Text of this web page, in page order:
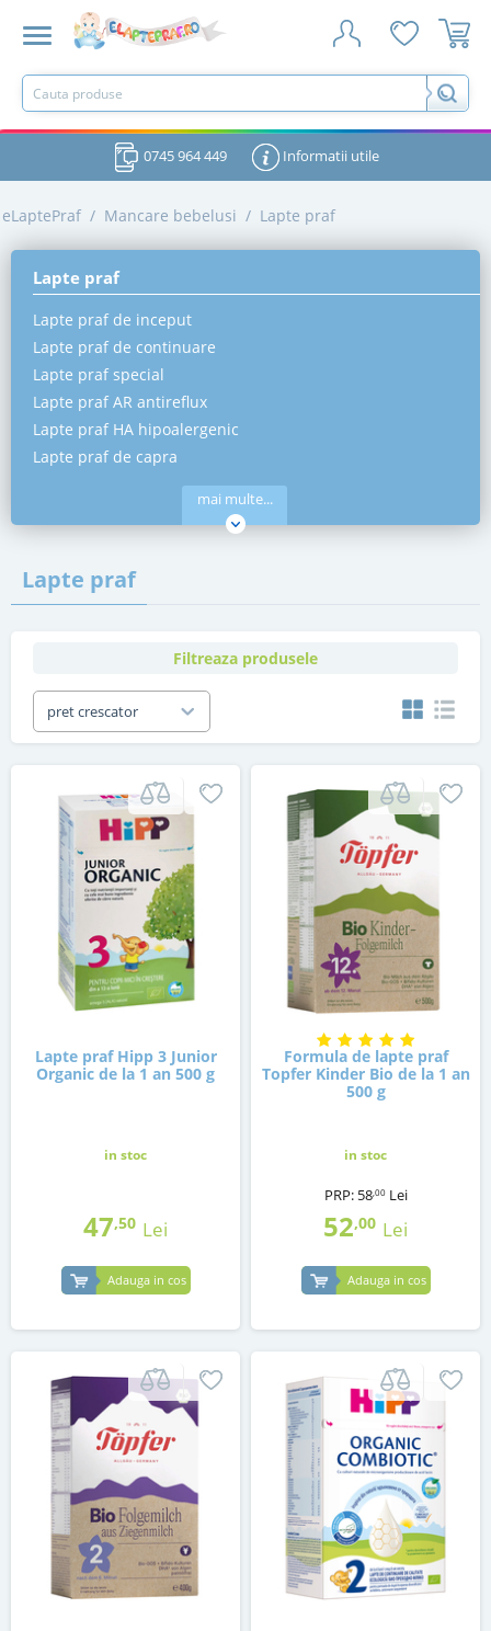
0745 964 449 Informatii utile
eLaptePraf / Mancare bebelusi / Lapte praf
Lapte praf
Lapte praf de inceput
Lapte praf de continuare
Lapte praf special
Lapte praf AR antireflux
Lapte praf HA hipoalergenic
Lapte praf de capra
mai multe...
Lapte praf
Filtreaza produsele
pret crescator
Lapte praf Hipp 3 Junior
Organic de la 1 an 500 g
in stoc
47,50 Lei
Adauga in cos
Formula de lapte praf
Topfer Kinder Bio de la 1 an
500 g
in stoc
PRP: 58,00 Lei
52,00 Lei
Adauga in cos